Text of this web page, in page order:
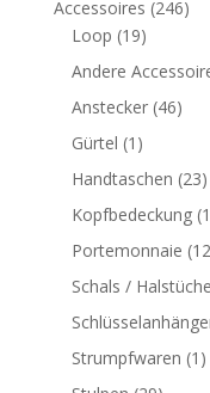
Accessoires (246)
Loop (19)
Andere
Anstecker (46)
Gürtel (1)
Handtaschen (23)
Kopfbedeckung
Portemonnaie
Schals /
Strumpfwaren (1)